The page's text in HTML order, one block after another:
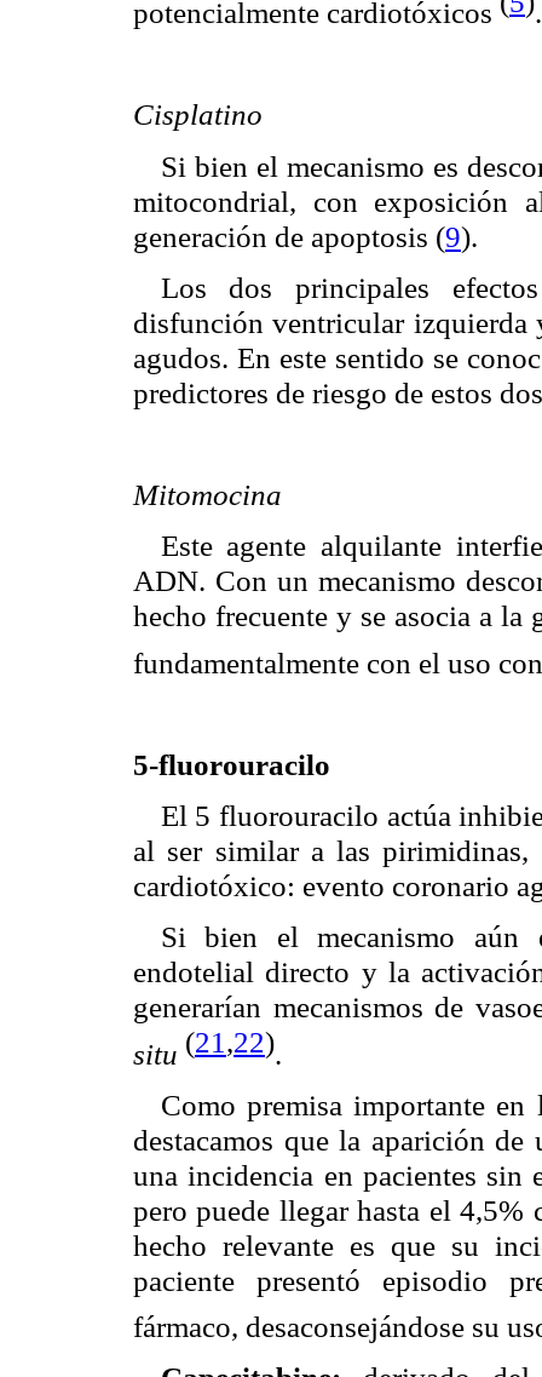
potencialmente cardiotóxicos
.
Cisplatino
Si bien el mecanismo es
mitocondrial, con exposición
generación de apoptosis (9).
Los dos principales
disfunción ventricular izquierda
agudos. En este sentido se
predictores de riesgo de estos
Mitomocina
Este agente alquilante
ADN. Con un mecanismo
hecho frecuente y se asocia a
fundamentalmente con el uso
5-fluorouracilo
El 5 fluorouracilo actúa
al ser similar a las pirimidinas,
cardiotóxico: evento coronario
Si bien el mecanismo aún
endotelial directo y la
generarían mecanismos de
situ (21 ,22).
Como premisa importante
destacamos que la aparición
una incidencia en pacientes sin
pero puede llegar hasta el 4,5%
hecho relevante es que su
paciente presentó episodio
fármaco, desaconsejándose su